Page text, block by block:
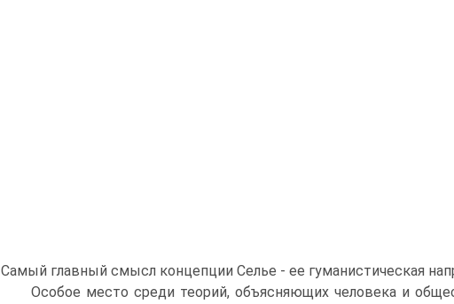
Самый главный смысл концепции Селье - ее гуманистическая
Особое место среди теорий, объясняющих человека и